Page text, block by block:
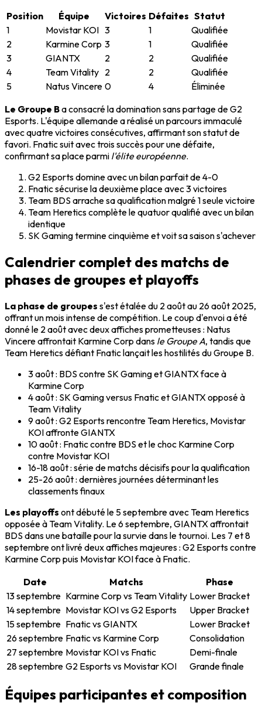
Position
Équipe Victoires Défaites Statut
1
Movistar KOI 3 1
Qualifiée
2
Karmine Corp 3 1
Qualifiée
3
GIANTX 2 2
Qualifiée
4
Team Vitality 2 2
Qualifiée
5
Natus Vincere 0 4
Éliminée
Le Groupe Ba consacré la domination sans partage de G2
Esports. L'équipe allemande a réalisé un parcours immaculé
avec quatre victoires consécutives, affirmant son statut de
favori. Fnatic suit avec trois succès pour une défaite,
confirmant sa place parmi l'élite européenne.
G2 Esports domine avec un bilan parfait de 4-0
Fnatic sécurise la deuxième place avec 3 victoires
Team BDS arrache sa qualification malgré 1 seule victoire
Team Heretics complète le quatuor qualifié avec un bilan
identique
SK Gaming termine cinquième et voit sa saison s'achever
Calendrier complet des matchs de
phases de groupes et playoffs
La phase de groupes s'est étalée du 2 août au 26 août 2025,
offrant un mois intense de compétition. Le coup d'envoi a été
donné le 2 août avec deux affiches prometteuses : Natus
Vincere affrontait Karmine Corp dans le Groupe A, tandis que
Team Heretics défiant Fnatic lançait les hostilités du Groupe B.
3 août : BDS contre SK Gaming et GIANTX face à
Karmine Corp
4 août : SK Gaming versus Fnatic et GIANTX opposé à
Team Vitality
9 août : G2 Esports rencontre Team Heretics, Movistar
KOI affronte GIANTX
10 août : Fnatic contre BDS et le choc Karmine Corp
contre Movistar KOI
16-18 août : série de matchs décisifs pour la qualification
25-26 août : dernières journées déterminant les
classements finaux
Les playoffs ont débuté le 5 septembre avec Team Heretics
opposée à Team Vitality. Le 6 septembre, GIANTX affrontait
BDS dans une bataille pour la survie dans le tournoi. Les 7 et 8
septembre ont livré deux affiches majeures : G2 Esports contre
Karmine Corp puis Movistar KOI face à Fnatic.
Date
Matchs
Phase
13 septembre Karmine Corp vs Team Vitality Lower Bracket
14 septembre Movistar KOI vs G2 Esports
Upper Bracket
15 septembre Fnatic vs GIANTX
Lower Bracket
26 septembre Fnatic vs Karmine Corp
Consolidation
27 septembre Movistar KOI vs Fnatic
Demi-finale
28 septembre G2 Esports vs Movistar KOI Grande finale
Équipes participantes et composition